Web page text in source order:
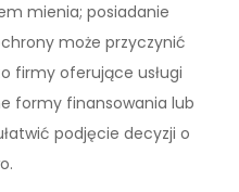
mienia; posiadanie
może przyczynić
firmy oferujące usługi
formy finansowania lub
podjęcie decyzji o